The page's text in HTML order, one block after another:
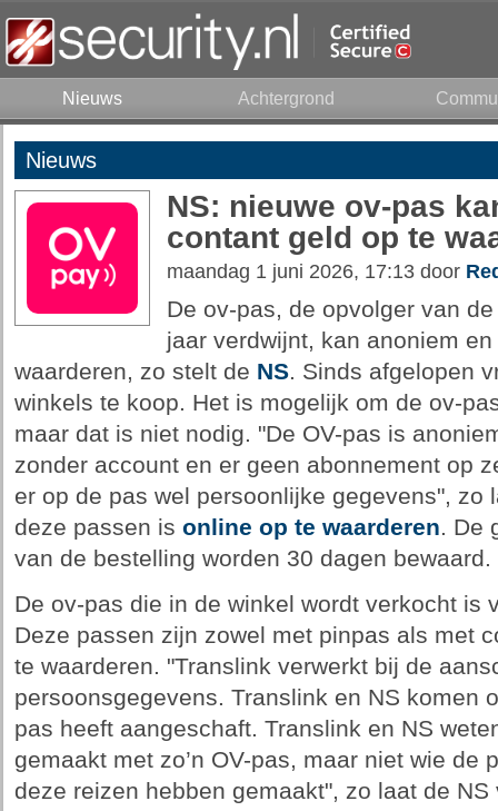
Nieuws Achtergrond
Nieuws
NS: nieuwe ov-pas
contant geld op te
maandag 1 juni 2026, 17:13 door
De ov-pas, de opvolger van
jaar verdwijnt, kan anoniem
waarderen, zo stelt de NS. Sinds afgelopen
winkels te koop. Het is mogelijk om de ov-
maar dat is niet nodig. "De OV-pas is
zonder account en er geen abonnement op
er op de pas wel persoonlijke gegevens", zo
deze passen is online op te waarderen. De
van de bestelling worden 30 dagen bewaard.
De ov-pas die in de winkel wordt verkocht is
Deze passen zijn zowel met pinpas als met
te waarderen. "Translink verwerkt bij de
persoonsgegevens. Translink en NS komen
pas heeft aangeschaft. Translink en NS
gemaakt met zo’n OV-pas, maar niet wie de
deze reizen hebben gemaakt", zo laat de